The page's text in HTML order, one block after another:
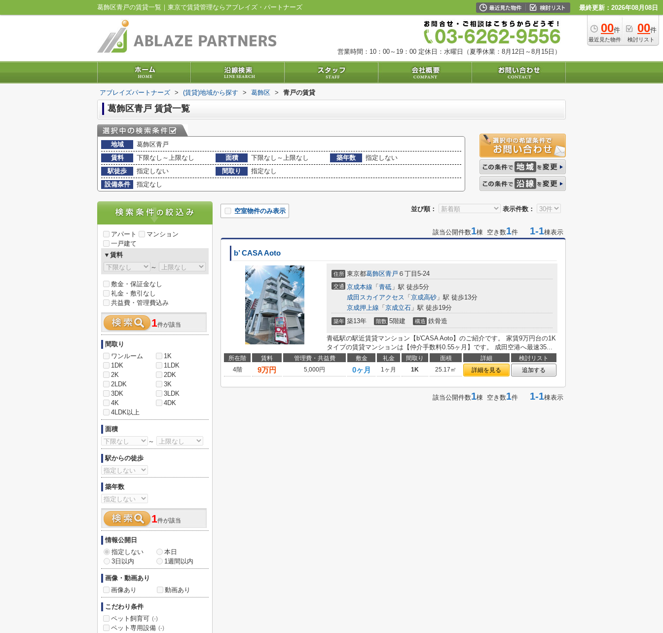
葛飾区青戸の賃貸一覧｜東京で賃貸管理ならアブレイズ・パートナーズ 最終更新：2026年08月08日
00件
最近見た物件
00件
検討リスト
営業時間：10：00～19：00 定休日：水曜日（夏季休業：8月12日～8月15日）
アブレイズパートナーズ > (賃貸)地域から探す > 葛飾区 > 青戸の賃貸
葛飾区青戸 賃貸一覧
地域
葛飾区青戸
賃料
下限なし～上限なし 面積 下限なし～上限なし 築年数
指定しない
駅徒歩
指定しない 間取り
指定なし
設備条件
指定なし
並び順： 表示件数：
空室物件のみ表示
該当公開件数1棟 空き数1件 1-1棟表示
b’ CASA Aoto
住所 東京都葛飾区青戸 ６丁目5-24
交通 京成本線 「 青砥 」駅 徒歩5分
成田スカイアクセス 「 京成高砂 」駅 徒歩13分
京成押上線 「 京成立石 」駅 徒歩19分
築年 築13年 階数 5階建 構造 鉄骨造
青砥駅の駅近賃貸マンション【b'CASA Aoto】のご紹介です。 家賃9万円台の1K
タイプの賃貸マンションは【仲介手数料0.55ヶ月】です。 成田空港へ最速35...
所在階 賃料 管理費・共益費 敷金 礼金 間取り 面積 詳細
検討リスト
4階
9万円 5,000円 0ヶ月 1ヶ月 1K 25.17㎡ 詳細を見る 追加する
該当公開件数1棟 空き数1件 1-1棟表示
アパート
マンション
一戸建て
▼賃料
～
敷金・保証金なし
礼金・敷引なし
共益費・管理費込み
1件が該当
間取り
ワンルーム
1K
1DK
1LDK
2K
2DK
2LDK
3K
3DK
3LDK
4K
4DK
4LDK以上
面積
～
駅からの徒歩
築年数
1件が該当
情報公開日
指定しない
本日
3日以内
1週間以内
画像・動画あり
画像あり
動画あり
こだわり条件
ペット飼育可 (-)
ペット専用設備 (-)